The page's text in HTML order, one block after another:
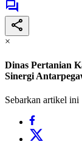
×
Dinas Pertanian
Sinergi
Sebarkan artikel ini